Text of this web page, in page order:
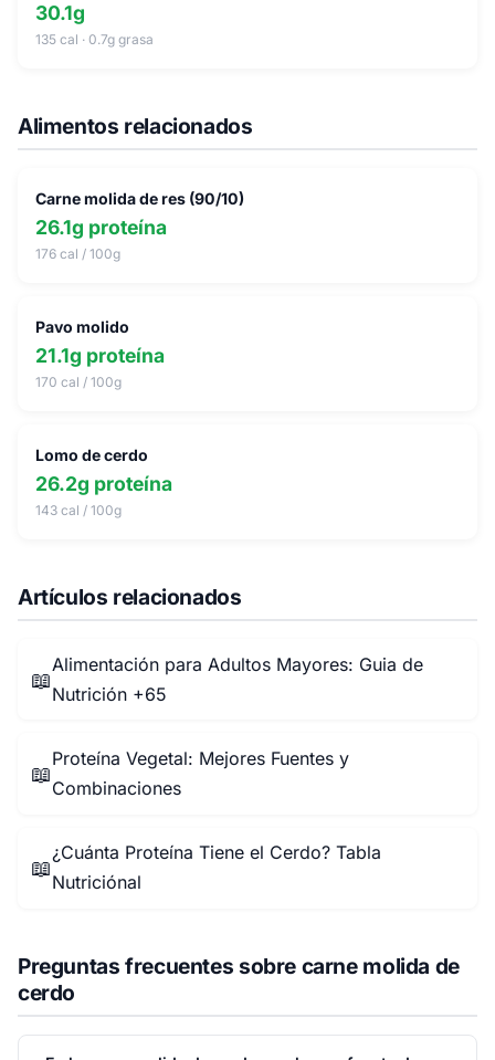
30.1g
135 cal · 0.7g grasa
Alimentos relacionados
Carne molida de res (90/10)
26.1g proteína
176 cal / 100g
Pavo molido
21.1g proteína
170 cal / 100g
Lomo de cerdo
26.2g proteína
143 cal / 100g
Artículos relacionados
📖
Alimentación para Adultos Mayores: Guia de
Nutrición +65
📖
Proteína Vegetal: Mejores Fuentes y
Combinaciones
📖
¿Cuánta Proteína Tiene el Cerdo? Tabla
Nutriciónal
Preguntas frecuentes sobre carne molida de
cerdo